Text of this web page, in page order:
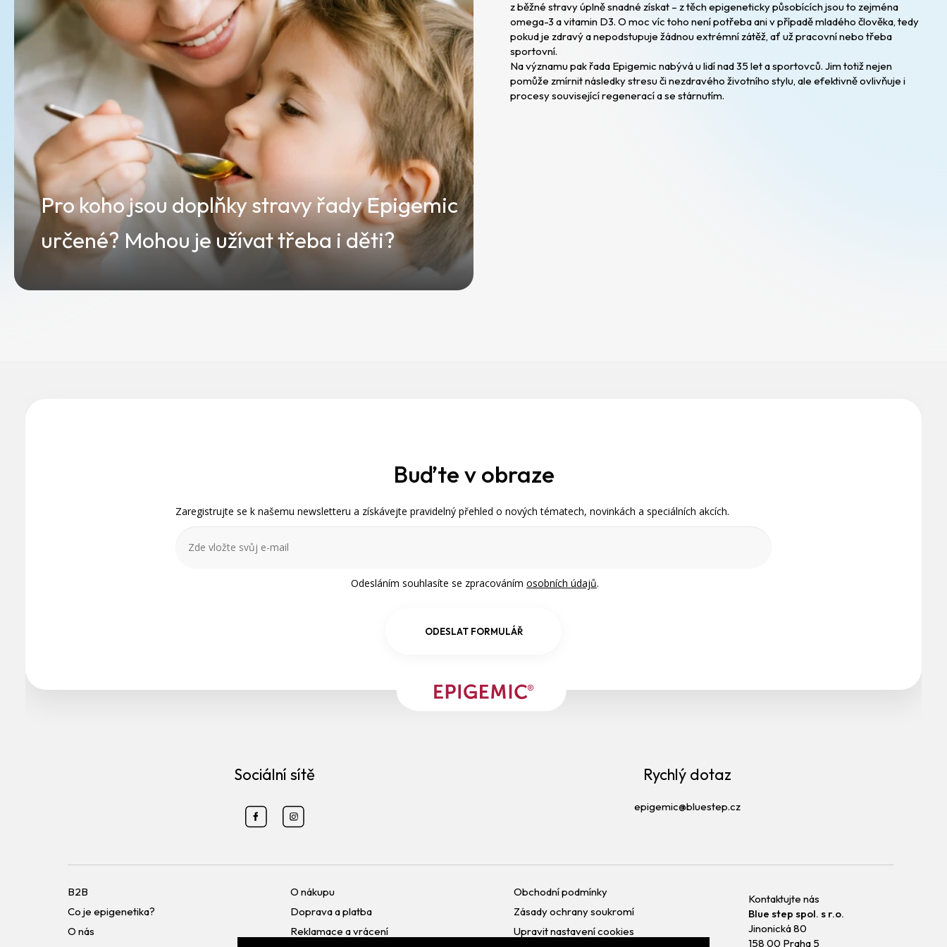
Pro koho jsou doplňky stravy řady Epigemic
určené? Mohou je užívat třeba i děti?
z běžné stravy úplně snadné získat – z těch epigeneticky působících jsou to zejména
omega-3 a vitamin D3. O moc víc toho není potřeba ani v případě mladého člověka, tedy
pokud je zdravý a nepodstupuje žádnou extrémní zátěž, ať už pracovní nebo třeba
sportovní.
Na významu pak řada Epigemic nabývá u lidí nad 35 let a sportovců. Jim totiž nejen
pomůže zmírnit následky stresu či nezdravého životního stylu, ale efektivně ovlivňuje i
procesy související regenerací a se stárnutím.
Buďte v obraze
Zaregistrujte se k našemu newsletteru a získávejte pravidelný přehled o nových tématech, novinkách a speciálních akcích.
Odesláním souhlasíte se zpracováním osobních údajů.
ODESLAT FORMULÁŘ
Sociální sítě Rychlý dotaz
epigemic@bluestep.cz
B2B
Co je epigenetika?
O nás
O nákupu
Doprava a platba
Reklamace a vrácení
Obchodní podmínky
Zásady ochrany soukromí
Upravit nastavení cookies
Kontaktujte nás
Blue step spol. s r.o.
Jinonická 80
158 00 Praha 5